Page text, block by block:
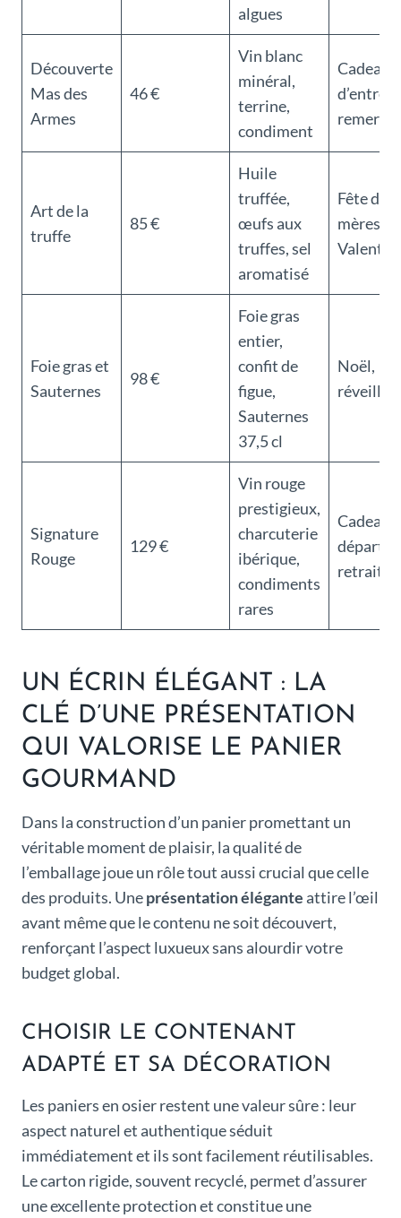
algues
Découverte
Mas des
Armes
46 €
Vin blanc
minéral,
terrine,
condiment
Cadeau
Art de la
truffe
85 €
Huile
truffée,
œufs aux
truffes, sel
aromatisé
Fête des
mères,
Valentin
Foie gras et
Sauternes
98 €
Foie gras
entier,
confit de
figue,
Sauternes
37,5 cl
Noël,
réveillon
Signature
Rouge
129 €
Vin rouge
prestigieux,
charcuterie
ibérique,
condiments
rares
Cadeau
départ à
retraite
UN ÉCRIN ÉLÉGANT : LA
CLÉ D’UNE PRÉSENTATION
QUI VALORISE LE PANIER
GOURMAND
Dans la construction d’un panier promettant un
véritable moment de plaisir, la qualité de
l’emballage joue un rôle tout aussi crucial que celle
des produits. Uneprésentation éléganteattire l’œil
avant même que le contenu ne soit découvert,
renforçant l’aspect luxueux sans alourdir votre
budget global.
CHOISIR LE CONTENANT
ADAPTÉ ET SA DÉCORATION
Les paniers en osier restent une valeur sûre : leur
aspect naturel et authentique séduit
immédiatement et ils sont facilement réutilisables.
Le carton rigide, souvent recyclé, permet d’assurer
une excellente protection et constitue une